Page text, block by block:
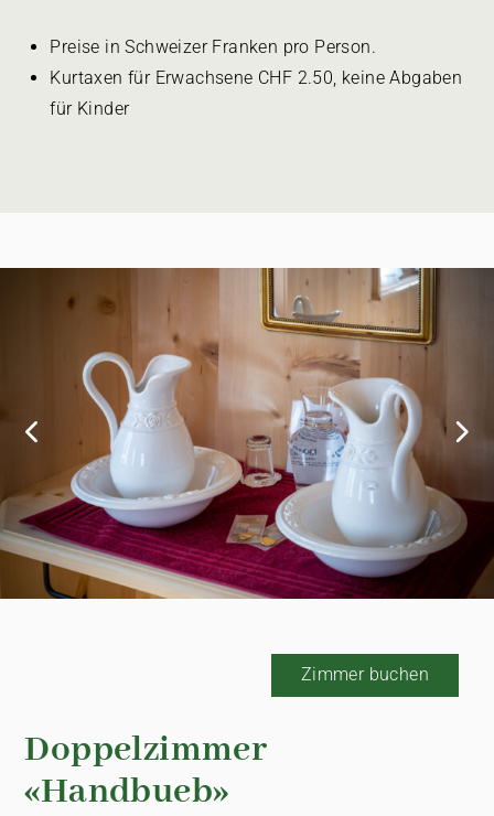
Preise in Schweizer Franken pro Person.
Kurtaxen für Erwachsene CHF 2.50, keine Abgaben
für Kinder
Doppelzimmer
«Handbueb»
Zimmer buchen